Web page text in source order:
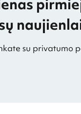
su privatumo